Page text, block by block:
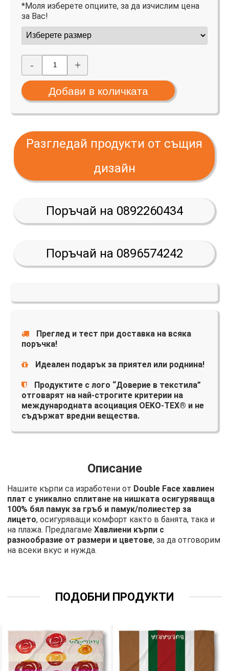
*Моля изберете опциите, за да изчислим цена
за Вас!
- +
Разгледай продукти от същия
дизайн
Поръчай на 0892260434
Поръчай на 0896574242
Преглед и тест при доставка на всяка
поръчка!
Идеален подарък за приятел или роднина!
Продуктите с лого “Доверие в текстила”
отговарят на най-строгите критерии на
международната асоциация OEKO-TEX® и не
съдържат вредни вещества.
Описание
Нашите кърпи са изработени от Double Face хавлиен
плат с уникално сплитане на нишката осигуряваща
100% бял памук за гръб и памук/полиестер за
лицето, осигуряващи комфорт както в банята, така и
на плажа. ПредлагамеХавлиени кърпи с
разнообразие от размери и цветове, за да отговорим
на всеки вкус и нужда.
ПОДОБНИ ПРОДУКТИ